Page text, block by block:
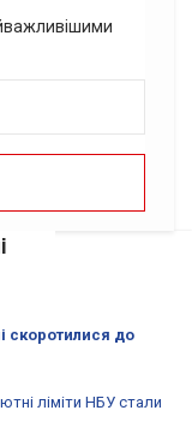
скоротилися до
ліміти НБУ стали